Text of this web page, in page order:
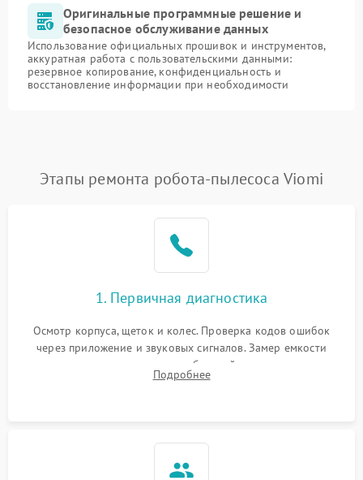
Оригинальные программные решение и
безопасное обслуживание данных
Использование официальных прошивок и инструментов,
аккуратная работа с пользовательскими данными:
резервное копирование, конфиденциальность и
восстановление информации при необходимости
Этапы ремонта робота-пылесоса Viomi
1. Первичная диагностика
Осмотр корпуса, щеток и колес. Проверка кодов ошибок
через приложение и звуковых сигналов. Замер емкости
аккумулятора и тестирование базовой станции зарядки.
Оценка работы лидара, бампера и датчиков падения для
Подробнее